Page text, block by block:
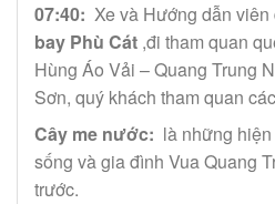
07:40: Xe và Hướng dẫn
bay Phù Cát ,đi tham quan
Hùng Áo Vải – Quang Trung
Sơn, quý khách tham quan
Cây me nước: là những
sống và gia đình Vua Quang
trước.